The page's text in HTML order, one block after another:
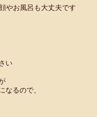
やお風呂も大丈夫です
い
るので、